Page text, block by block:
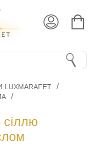
сіллю